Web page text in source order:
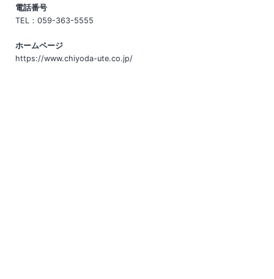
電話番号
TEL：059-363-5555
ホームページ
https://www.chiyoda-ute.co.jp/